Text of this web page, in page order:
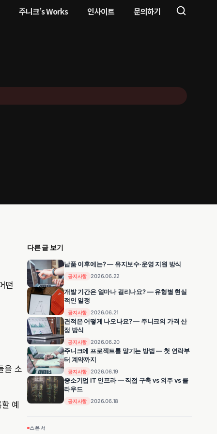
주니크’s Works 인사이트 문의하기
떤
을 소
예
다른 글 보기
납품 이후에는? — 유지보수·운영 지원 방식
공지사항 2026.06.22
개발 기간은 얼마나 걸리나요? — 유형별 현실
적인 일정
공지사항 2026.06.21
견적은 어떻게 나오나요? — 주니크의 가격 산
정 방식
공지사항 2026.06.20
주니크에 프로젝트를 맡기는 방법 — 첫 연락부
터 계약까지
공지사항 2026.06.19
중소기업 IT 인프라 — 직접 구축 vs 외주 vs 클
라우드
공지사항 2026.06.18
스폰서